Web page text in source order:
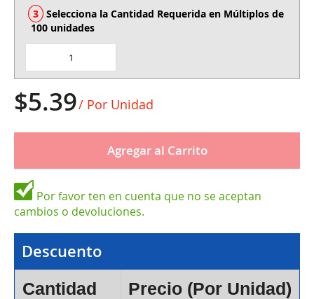
Selecciona la Cantidad Requerida en Múltiplos de
100 unidades
$5.39/ Por Unidad
Agregar al Carrito
Por favor ten en cuenta que no se aceptan
cambios o devoluciones.
Descuento
Cantidad Precio (Por Unidad)